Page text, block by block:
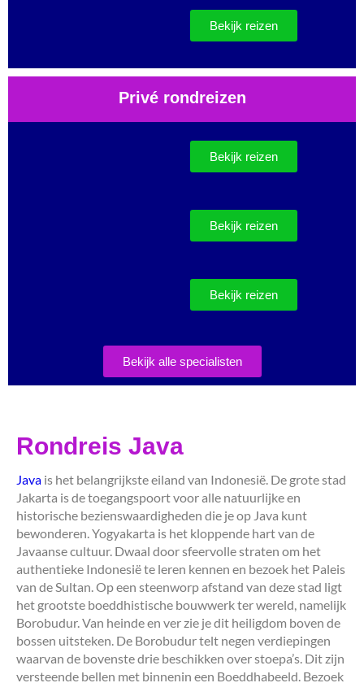
Bekijk reizen
Privé rondreizen
Bekijk reizen
Bekijk reizen
Bekijk reizen
Bekijk alle specialisten
Rondreis Java
Java is het belangrijkste eiland van Indonesië. De grote stad
Jakarta is de toegangspoort voor alle natuurlijke en
historische bezienswaardigheden die je op Java kunt
bewonderen. Yogyakarta is het kloppende hart van de
Javaanse cultuur. Dwaal door sfeervolle straten om het
authentieke Indonesië te leren kennen en bezoek het Paleis
van de Sultan. Op een steenworp afstand van deze stad ligt
het grootste boeddhistische bouwwerk ter wereld, namelijk
Borobudur. Van heinde en ver zie je dit heiligdom boven de
bossen uitsteken. De Borobudur telt negen verdiepingen
waarvan de bovenste drie beschikken over stoepa’s. Dit zijn
versteende bellen met binnenin een Boeddhabeeld. Bezoek